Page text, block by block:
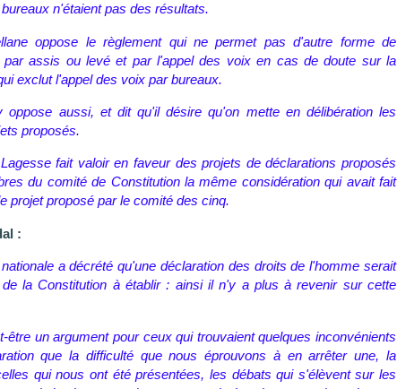
n'étaient pas des résultats.
oppose le règlement qui ne permet pas d'autre forme de
par assis ou levé et par l'appel des voix en cas de doute sur la
exclut l'appel des voix par bureaux.
oppose aussi, et dit qu'il désire qu'on mette en délibération les
proposés.
fait valoir en faveur des projets de déclarations proposés
du comité de Constitution la même considération qui avait fait
projet proposé par le comité des cinq.
:
a décrété qu'une déclaration des droits de l'homme serait
la Constitution à établir : ainsi il n'y a plus à revenir sur cette
être un argument pour ceux qui trouvaient quelques inconvénients
que la difficulté que nous éprouvons à en arrêter une, la
qui nous ont été présentées, les débats qui s'élèvent sur les